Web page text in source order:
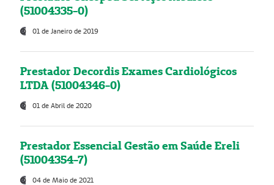
(51004335-0)
01 de Janeiro de 2019
Prestador Decordis Exames Cardiológicos
LTDA (51004346-0)
01 de Abril de 2020
Prestador Essencial Gestão em Saúde Ereli
(51004354-7)
04 de Maio de 2021